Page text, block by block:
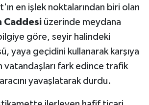
en işlek noktalarından biri olan
Caddesiüzerinde meydana
göre, seyir halindeki
yaya geçidini kullanarak karşıya
vatandaşları fark edince trafik
yavaşlatarak durdu.